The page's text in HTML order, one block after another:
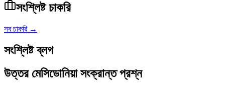
সংশ্লিষ্ট চাকরি
সব চাকরি →
সংশ্লিষ্ট ব্লগ
উত্তর মেসিডোনিয়াসংক্রান্ত প্রশ্ন